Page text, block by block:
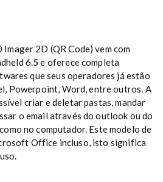
2D (QR Code) vem com
6.5 e oferece completa
que seus operadores já estão
Powerpoint, Word, entre outros. A
criar e deletar pastas, mandar
o email através do outlook ou do
no computador. Este modelo de
Office incluso, isto significa